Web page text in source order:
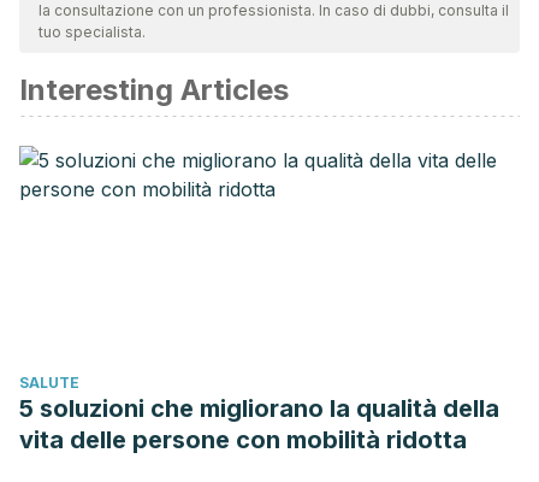
validità. La bibliografia di questo articolo è stata considerata
Chamy, V., Cardemil, F., Betancour, P., Ríos, M., &
Leighton, L.(2009). Riesgo obstétrico y perinatal en
embarazadas mayores de 35 años.Revista chilena de
obstetricia y ginecología,74(6), 331-338.
de riesgo perinatal y del recién nacido.
(2), 125-132.
http://www.scielo.org.mx/scielo.php?
la consultazione con un professionista. In caso di dubbi, consulta il
tuo specialista.
Interesting Articles
SALUTE
5 soluzioni che migliorano la qualità della
vita delle persone con mobilità ridotta